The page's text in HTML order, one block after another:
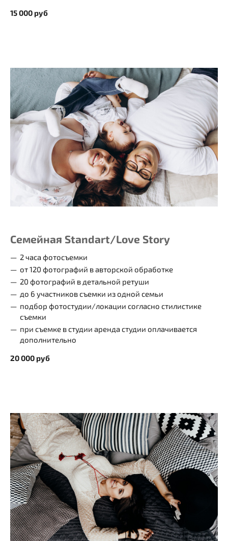
15 000 руб
Семейная Standart/Love Story
2 часа фотосъемки
от 120 фотографий в авторской обработке
20 фотографий в детальной ретуши
до 6 участников съемки из одной семьи
подбор фотостудии/локации согласно стилистике
съемки
при съемке в студии аренда студии оплачивается
дополнительно
20 000 руб